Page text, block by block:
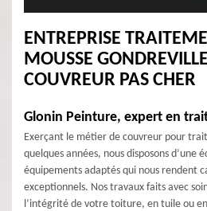
ENTREPRISE
MOUSSE
COUVREUR PAS CHER
Glonin Peinture, expert en
Exerçant le métier de couvreur pour
quelques années, nous disposons d’une
équipements adaptés qui nous rendent
exceptionnels. Nos travaux faits avec
l’intégrité de votre toiture, en tuile ou